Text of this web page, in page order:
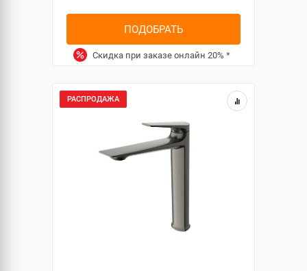
ПОДОБРАТЬ
Скидка при заказе онлайн 20% *
РАСПРОДАЖА